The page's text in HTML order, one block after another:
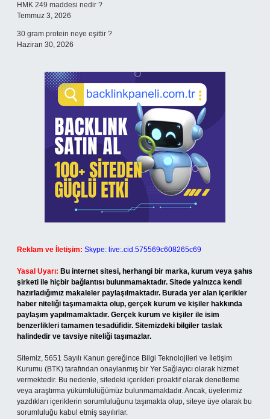
HMK 249 maddesi nedir ?
Temmuz 3, 2026
30 gram protein neye eşittir ?
Haziran 30, 2026
Reklam ve İletişim: Skype: live:.cid.575569c608265c69
Yasal Uyarı: Bu internet sitesi, herhangi bir marka, kurum veya şahıs
şirketi ile hiçbir bağlantısı bulunmamaktadır. Sitede yalnızca kendi
hazırladığımız makaleler paylaşılmaktadır. Burada yer alan içerikler
haber niteliği taşımamakta olup, gerçek kurum ve kişiler hakkında
paylaşım yapılmamaktadır. Gerçek kurum ve kişiler ile isim
benzerlikleri tamamen tesadüfidir. Sitemizdeki bilgiler taslak
halindedir ve tavsiye niteliği taşımazlar.
Sitemiz, 5651 Sayılı Kanun gereğince Bilgi Teknolojileri ve İletişim
Kurumu (BTK) tarafından onaylanmış bir Yer Sağlayıcı olarak hizmet
vermektedir. Bu nedenle, sitedeki içerikleri proaktif olarak denetleme
veya araştırma yükümlülüğümüz bulunmamaktadır. Ancak, üyelerimiz
yazdıkları içeriklerin sorumluluğunu taşımakta olup, siteye üye olarak bu
sorumluluğu kabul etmiş sayılırlar.